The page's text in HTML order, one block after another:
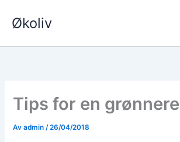
rett
innholdet
Økoliv
Tips for en
Av admin/26/04/2018